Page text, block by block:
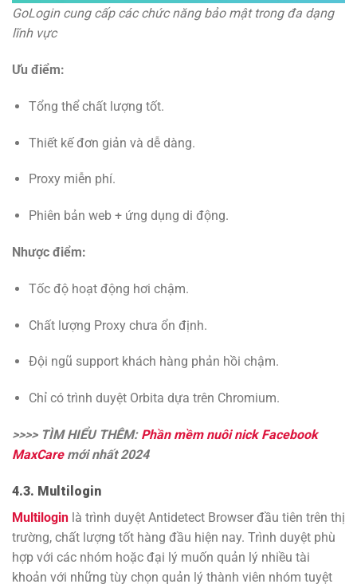
GoLogin cung cấp các chức năng bảo mật trong đa dạng
lĩnh vực
Ưu điểm:
Tổng thể chất lượng tốt.
Thiết kế đơn giản và dễ dàng.
Proxy miễn phí.
Phiên bản web + ứng dụng di động.
Nhược điểm:
Tốc độ hoạt động hơi chậm.
Chất lượng Proxy chưa ổn định.
Đội ngũ support khách hàng phản hồi chậm.
Chỉ có trình duyệt Orbita dựa trên Chromium.
>>>> TÌM HIỂU THÊM: Phần mềm nuôi nick Facebook
MaxCaremới nhất 2024
4.3. Multilogin
Multilogin là trình duyệt Antidetect Browser đầu tiên trên thị
trường, chất lượng tốt hàng đầu hiện nay. Trình duyệt phù
hợp với các nhóm hoặc đại lý muốn quản lý nhiều tài
khoản với những tùy chọn quản lý thành viên nhóm tuyệt